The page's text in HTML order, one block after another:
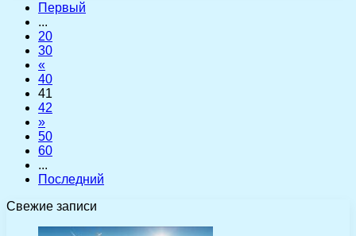
Первый
...
20
30
«
40
41
42
»
50
60
...
Последний
Свежие записи